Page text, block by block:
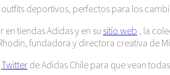
deportivos, perfectos para los
en tiendas Adidas y en su sitio web , la
fundadora y directora creativa de
Twitter de Adidas Chile para que vean